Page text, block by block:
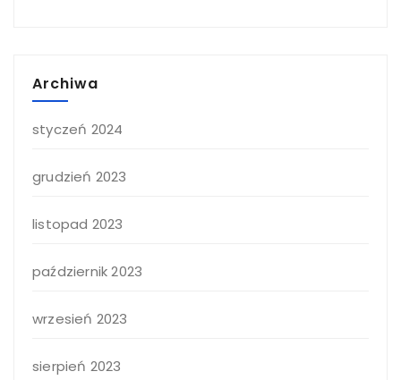
Archiwa
styczeń 2024
grudzień 2023
listopad 2023
październik 2023
wrzesień 2023
sierpień 2023